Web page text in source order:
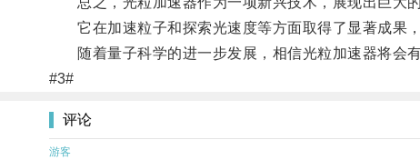
它在加速粒子和探索光速度等方面取得了显著成果，
随着量子科学的进一步发展，相信光粒加速器将会有
#3#
评论
游客